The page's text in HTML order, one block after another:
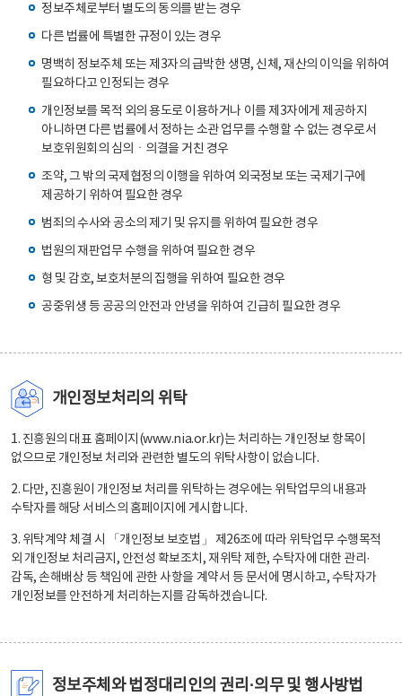
정보주체로부터 별도의 동의를 받는 경우
다른 법률에 특별한 규정이 있는 경우
명백히 정보주체 또는 제3자의 급박한 생명, 신체, 재산의 이익을 위하여
필요하다고 인정되는 경우
개인정보를 목적 외의 용도로 이용하거나 이를 제3자에게 제공하지
아니하면 다른 법률에서 정하는 소관 업무를 수행할 수 없는 경우로서
보호위원회의 심의ㆍ의결을 거친 경우
조약, 그 밖의 국제협정의 이행을 위하여 외국정보 또는 국제기구에
제공하기 위하여 필요한 경우
범죄의 수사와 공소의 제기 및 유지를 위하여 필요한 경우
법원의 재판업무 수행을 위하여 필요한 경우
형 및 감호, 보호처분의 집행을 위하여 필요한 경우
공중위생 등 공공의 안전과 안녕을 위하여 긴급히 필요한 경우
개인정보처리의 위탁
1. 진흥원의 대표 홈페이지(www.nia.or.kr)는 처리하는 개인정보 항목이
없으므로 개인정보 처리와 관련한 별도의 위탁사항이 없습니다.
2. 다만, 진흥원이 개인정보 처리를 위탁하는 경우에는 위탁업무의 내용과
수탁자를 해당 서비스의 홈페이지에 게시합니다.
3. 위탁계약 체결 시 「개인정보 보호법」 제26조에 따라 위탁업무 수행목적
외 개인정보 처리금지, 안전성 확보조치, 재위탁 제한, 수탁자에 대한 관리·
감독, 손해배상 등 책임에 관한 사항을 계약서 등 문서에 명시하고, 수탁자가
개인정보를 안전하게 처리하는지를 감독하겠습니다.
정보주체와 법정대리인의 권리·의무 및 행사방법